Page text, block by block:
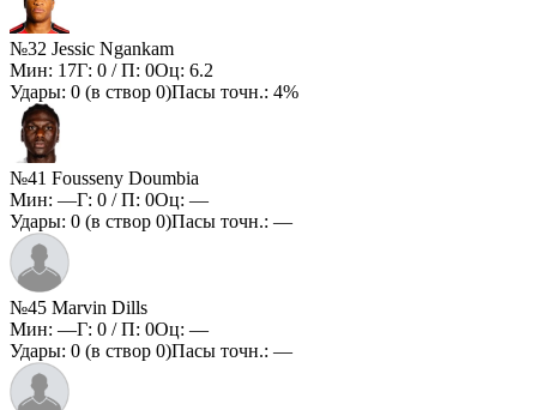
№32 Jessic Ngankam
Мин: 17Г: 0 / П: 0Оц: 6.2
Удары: 0 (в створ 0)Пасы точн.: 4%
№41 Fousseny Doumbia
Мин: —Г: 0 / П: 0Оц: —
Удары: 0 (в створ 0)Пасы точн.: —
№45 Marvin Dills
Мин: —Г: 0 / П: 0Оц: —
Удары: 0 (в створ 0)Пасы точн.: —